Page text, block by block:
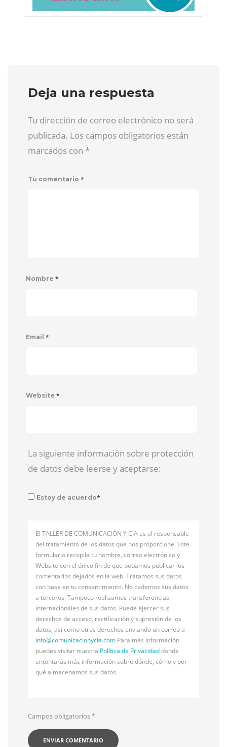
Deja una respuesta
Tu dirección de correo electrónico no será
publicada. Los campos obligatorios están
marcados con *
Tu comentario *
Nombre *
Email *
Website *
La siguiente información sobre protección
de datos debe leerse y aceptarse:
Estoy de acuerdo*
El TALLER DE COMUNICACIÓN Y CÍA es el responsable
del tratamiento de los datos que nos proporcione. Este
formulario recopila tu nombre, correo electrónico y
Website con el único fin de que podamos publicar los
comentarios dejados en la web. Tratamos sus datos
con base en tu consentimiento. No cedemos sus datos
a terceros. Tampoco realizamos transferencias
internacionales de sus datos. Puede ejercer sus
derechos de acceso, rectificación y supresión de los
datos, así como otros derechos enviando un correo a
info@comunicacionycia.com Para más información
puedes visitar nuestra Política de Privacidaddonde
entontarás más información sobre dónde, cómo y por
qué almacenamos sus datos.
Campos obligatorios*